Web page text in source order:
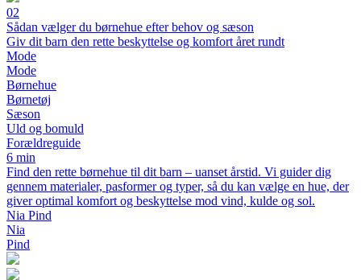
02
Sådan vælger du børnehue efter behov og sæson
Giv dit barn den rette beskyttelse og komfort året rundt
Mode
Mode
Børnehue
Børnetøj
Sæson
Uld og bomuld
Forældreguide
6 min
Find den rette børnehue til dit barn – uanset årstid. Vi guider dig
gennem materialer, pasformer og typer, så du kan vælge en hue, der
giver optimal komfort og beskyttelse mod vind, kulde og sol.
Nia Pind
Nia
Pind